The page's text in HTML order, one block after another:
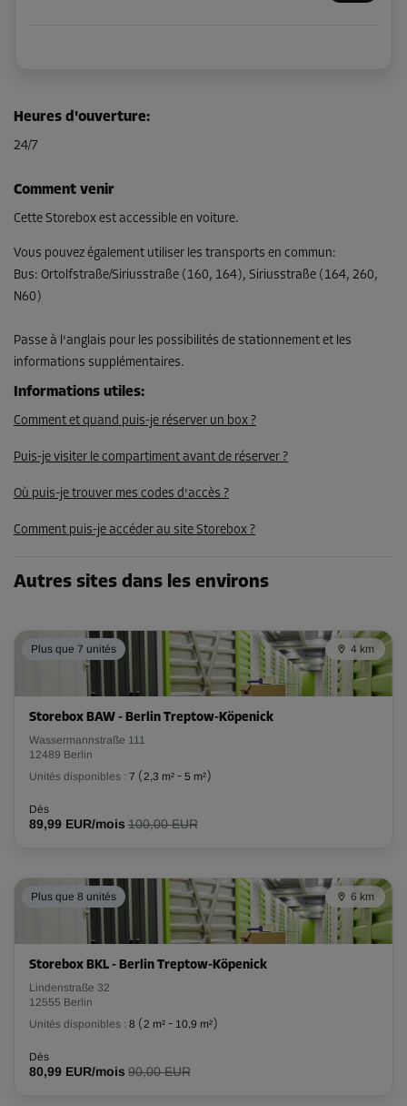
Heures d'ouverture:
24/7
Comment venir
Cette Storebox est accessible en voiture.
Vous pouvez également utiliser les transports en commun:
Bus: Ortolfstraße/Siriusstraße (160, 164), Siriusstraße (164, 260,
N60)
Passe à l'anglais pour les possibilités de stationnement et les
informations supplémentaires.
Informations utiles:
Comment et quand puis-je réserver un box ?
Puis-je visiter le compartiment avant de réserver ?
Où puis-je trouver mes codes d'accès ?
Comment puis-je accéder au site Storebox ?
Autres sites dans les environs
Plus que 7 unités 4 km
Storebox BAW - Berlin Treptow-Köpenick
Wassermannstraße 111
12489 Berlin
Unités disponibles : 7 (2,3 m² - 5 m²)
Dès
89,99 EUR/mois 100,00 EUR
Plus que 8 unités 6 km
Storebox BKL - Berlin Treptow-Köpenick
Lindenstraße 32
12555 Berlin
Unités disponibles : 8 (2 m² - 10,9 m²)
Dès
80,99 EUR/mois 90,00 EUR